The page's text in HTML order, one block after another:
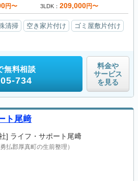
円〜 3LDK 209,000円〜
清掃 空き家片付け
ゴミ屋敷片付け
無料相談
734
料金や
サービス
を見る
ト尾﨑
] ライフ・サポート尾﨑
勇払郡厚真町の生前整理）